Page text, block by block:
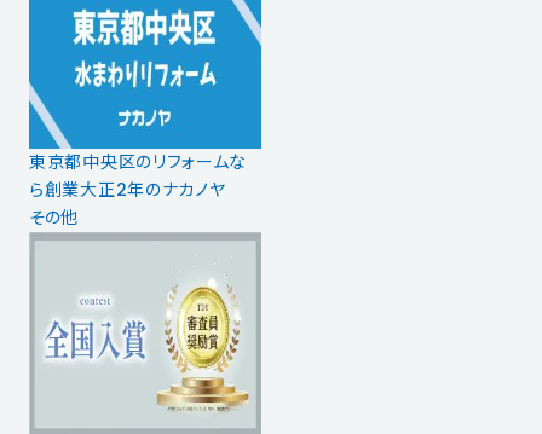
東京都中央区のリフォームな
ら創業大正2年のナカノヤ
その他